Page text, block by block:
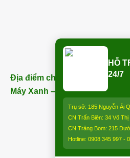
Địa điểm chi nhánh Trảng
Máy Xanh – Trảng Bom) – ĐT:
HỖ
24/7
Trụ sở: 185 Nguyễn Ái
CN Trấn Biên: 34 Võ Thị
CN Trảng Bom: 215
Hotline: 0908 345 997 -